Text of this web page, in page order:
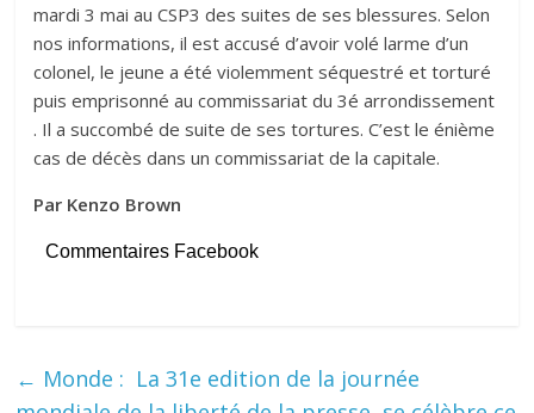
mardi 3 mai au CSP3 des suites de ses blessures. Selon
nos informations, il est accusé d’avoir volé larme d’un
colonel, le jeune a été violemment séquestré et torturé
puis emprisonné au commissariat du 3é arrondissement
. Il a succombé de suite de ses tortures. C’est le énième
cas de décès dans un commissariat de la capitale.
Par Kenzo Brown
Commentaires Facebook
← Monde : La 31e edition de la journée